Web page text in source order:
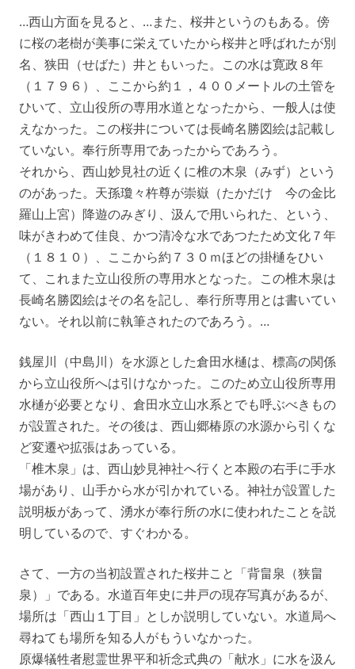
…西山方面を見ると、…また、桜井というのもある。傍
に桜の老樹が美事に栄えていたから桜井と呼ばれたが別
名、狭田（せばた）井ともいった。この水は寛政８年
（１７９６）、ここから約１，４００メートルの土管を
ひいて、立山役所の専用水道となったから、一般人は使
えなかった。この桜井については長崎名勝図絵は記載し
ていない。奉行所専用であったからであろう。
それから、西山妙見社の近くに椎の木泉（みず）という
のがあった。天孫瓊々杵尊が崇嶽（たかだけ 今の金比
羅山上宮）降遊のみぎり、汲んで用いられた、という、
味がきわめて佳良、かつ清冷な水であつたため文化７年
（１８１０）、ここから約７３０ｍほどの掛樋をひい
て、これまた立山役所の専用水となった。この椎木泉は
長崎名勝図絵はその名を記し、奉行所専用とは書いてい
ない。それ以前に執筆されたのであろう。…
銭屋川（中島川）を水源とした倉田水樋は、標高の関係
から立山役所へは引けなかった。このため立山役所専用
水樋が必要となり、倉田水立山水系とでも呼ぶべきもの
が設置された。その後は、西山郷椿原の水源から引くな
ど変遷や拡張はあっている。
「椎木泉」は、西山妙見神社へ行くと本殿の右手に手水
場があり、山手から水が引かれている。神社が設置した
説明板があって、湧水が奉行所の水に使われたことを説
明しているので、すぐわかる。
さて、一方の当初設置された桜井こと「背畠泉（狭畠
泉）」である。水道百年史に井戸の現存写真があるが、
場所は「西山１丁目」としか説明していない。水道局へ
尋ねても場所を知る人がもういなかった。
原爆犠牲者慰霊世界平和祈念式典の「献水」に水を汲ん